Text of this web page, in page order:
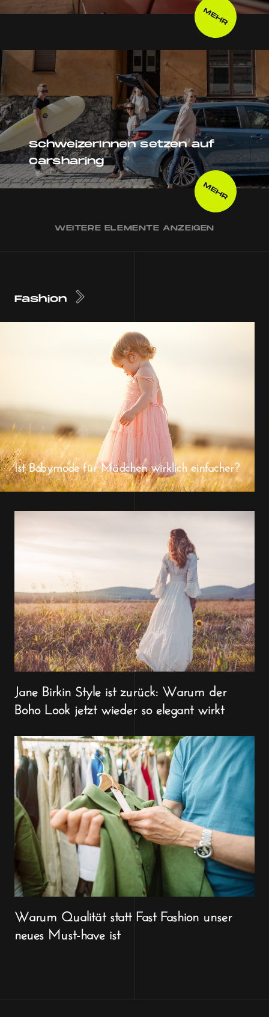
MEHR
SchweizerInnen setzen auf
Carsharing
MEHR
WEITERE ELEMENTE ANZEIGEN
Fashion
Ist Babymode für Mädchen wirklich einfacher?
Jane Birkin Style ist zurück: Warum der
Boho Look jetzt wieder so elegant wirkt
Warum Qualität statt Fast Fashion unser
neues Must-have ist